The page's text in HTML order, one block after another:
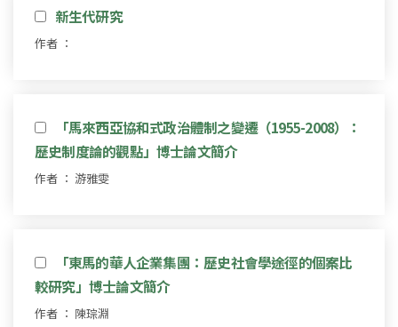
新生代研究
作者 ：
「馬來西亞協和式政治體制之變遷（1955-2008）：
歷史制度論的觀點」博士論文簡介
作者 ： 游雅雯
「東馬的華人企業集團：歷史社會學途徑的個案比
較研究」博士論文簡介
作者 ： 陳琮淵